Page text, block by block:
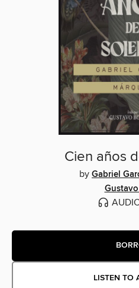
Cien años
by Gabriel
LISTEN TO